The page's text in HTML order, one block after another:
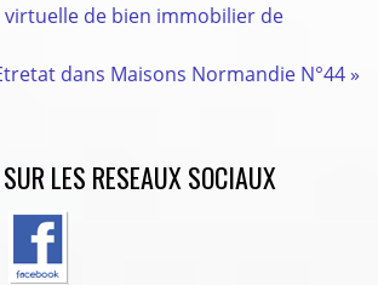
virtuelle de bien immobilier de
dans Maisons Normandie N°44»
LES RESEAUX SOCIAUX